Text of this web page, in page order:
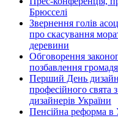
Брюсселі
Звернення голів
про скасування
деревини
Обговорення
позбавлення
Перший День
професійного свята
дизайнерів України
Пенсійна реформа в